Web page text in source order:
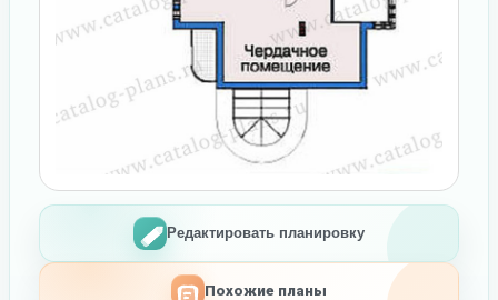
Редактировать планировку
Похожие планы